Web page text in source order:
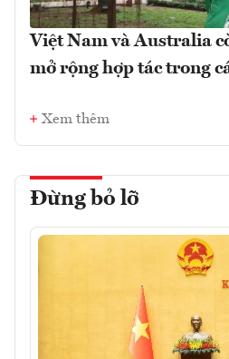
Việt Nam và Australia
mở rộng hợp tác trong
Xem thêm
Đừng bỏ lỡ